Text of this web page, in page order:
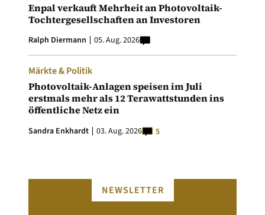
Enpal verkauft Mehrheit an Photovoltaik-
Tochtergesellschaften an Investoren
Ralph Diermann 05. Aug. 2026
Märkte & Politik
Photovoltaik-Anlagen speisen im Juli
erstmals mehr als 12 Terawattstunden ins
öffentliche Netz ein
Sandra Enkhardt 03. Aug. 2026 5
NEWSLETTER